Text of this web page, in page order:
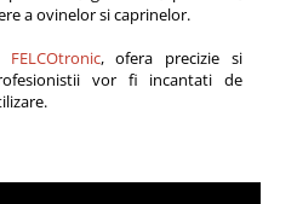
a ovinelor si caprinelor.
FELCOtronic, ofera precizie si
vor fi incantati de